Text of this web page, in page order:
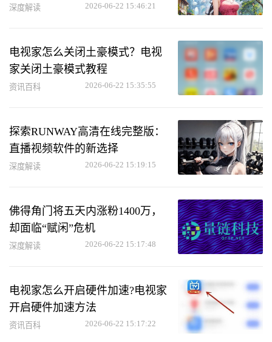
深度解读 2026-06-22 15:46:21
电视家怎么关闭土豪模式？电视
家关闭土豪模式教程
资讯百科 2026-06-22 15:35:55
探索RUNWAY高清在线完整版：
直播视频软件的新选择
深度解读 2026-06-22 15:19:15
佛得角门将五天内涨粉1400万，
却面临“赋闲”危机
深度解读 2026-06-22 15:17:48
电视家怎么开启硬件加速?电视家
开启硬件加速方法
资讯百科 2026-06-22 15:17:22